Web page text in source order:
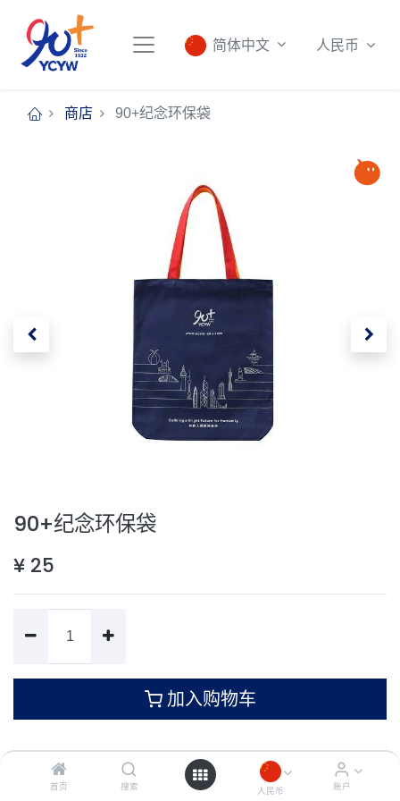
首页 搜索 人民币 账户
简体中文 人民币
商店 90+纪念环保袋
90+纪念环保袋
¥ 25
加入购物车
条款和条件